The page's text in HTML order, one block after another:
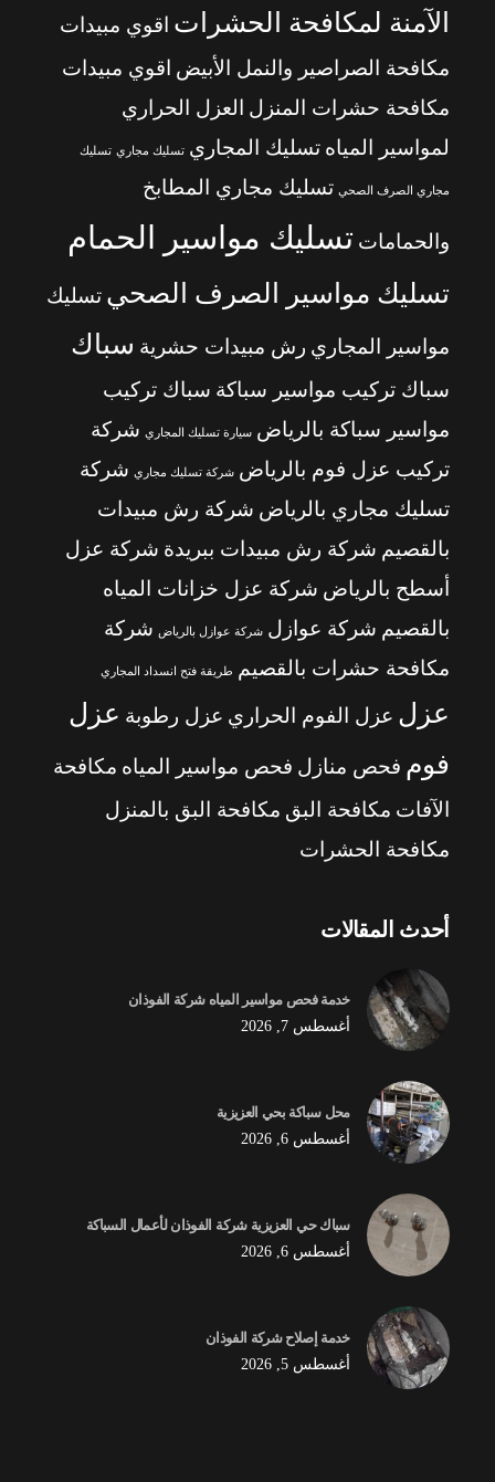
الآمنة لمكافحة الحشرات اقوي مبيدات
مكافحة الصراصير والنمل الأبيض اقوي مبيدات
مكافحة حشرات المنزل العزل الحراري
لمواسير المياه تسليك المجاري تسليك مجاري تسليك
مجاري الصرف الصحي تسليك مجاري المطابخ
والحمامات تسليك مواسير الحمام
تسليك مواسير الصرف الصحي تسليك
مواسير المجاري رش مبيدات حشرية سباك
سباك تركيب مواسير سباكة سباك تركيب
مواسير سباكة بالرياض سيارة تسليك المجاري شركة
تركيب عزل فوم بالرياض شركة تسليك مجاري شركة
تسليك مجاري بالرياض شركة رش مبيدات
بالقصيم شركة رش مبيدات ببريدة شركة عزل
أسطح بالرياض شركة عزل خزانات المياه
بالقصيم شركة عوازل شركة عوازل بالرياض شركة
مكافحة حشرات بالقصيم طريقة فتح انسداد المجاري
عزل عزل الفوم الحراري عزل رطوبة عزل
فوم فحص منازل فحص مواسير المياه مكافحة
الآفات مكافحة البق مكافحة البق بالمنزل
مكافحة الحشرات
أحدث المقالات
خدمة فحص مواسير المياه شركة الفوذان
أغسطس 7, 2026
محل سباكة بحي العزيزية
أغسطس 6, 2026
سباك حي العزيزية شركة الفوذان لأعمال السباكة
أغسطس 6, 2026
خدمة إصلاح شركة الفوذان
أغسطس 5, 2026